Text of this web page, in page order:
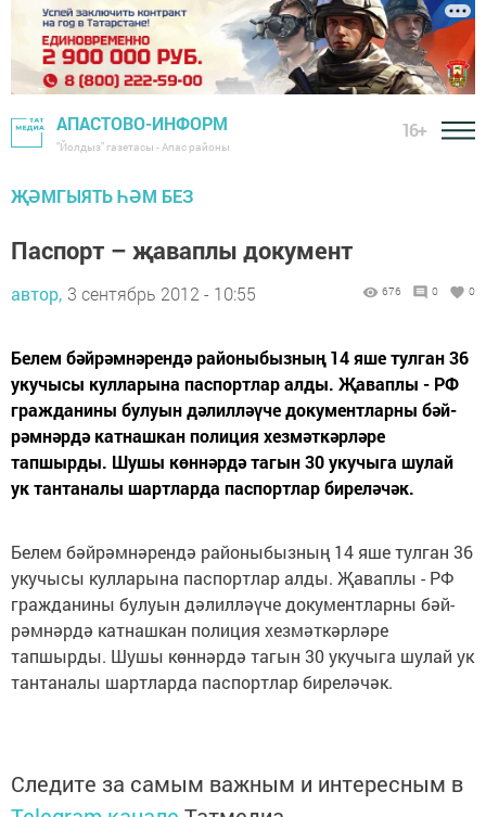
АПАСТОВО-ИНФОРМ
"Йолдыз" газетасы - Апас районы
16+
ҖӘМГЫЯТЬ ҺӘМ БЕЗ
Паспорт – җаваплы документ
автор, 3 сентябрь 2012 - 10:55 676 0 0
Белем бәйрәмнәрендә районыбызның 14 яше тулган 36
укучысы кулларына паспортлар ал­ды. Җаваплы - РФ
гражданины булуын дәлилләүче документларны бәй­
рәмнәрдә катнашкан полиция хезмәткәрләре
тапшырды. Шушы көннәрдә тагын 30 укучыга шулай
ук тантаналы шартларда паспортлар биреләчәк.
Белем бәйрәмнәрендә районыбызның 14 яше тулган 36
укучысы кулларына паспортлар ал­ды. Җаваплы - РФ
гражданины булуын дәлилләүче документларны бәй­
рәмнәрдә катнашкан полиция хезмәткәрләре
тапшырды. Шушы көннәрдә тагын 30 укучыга шулай ук
тантаналы шартларда паспортлар биреләчәк.
Следите за самым важным и интересным в